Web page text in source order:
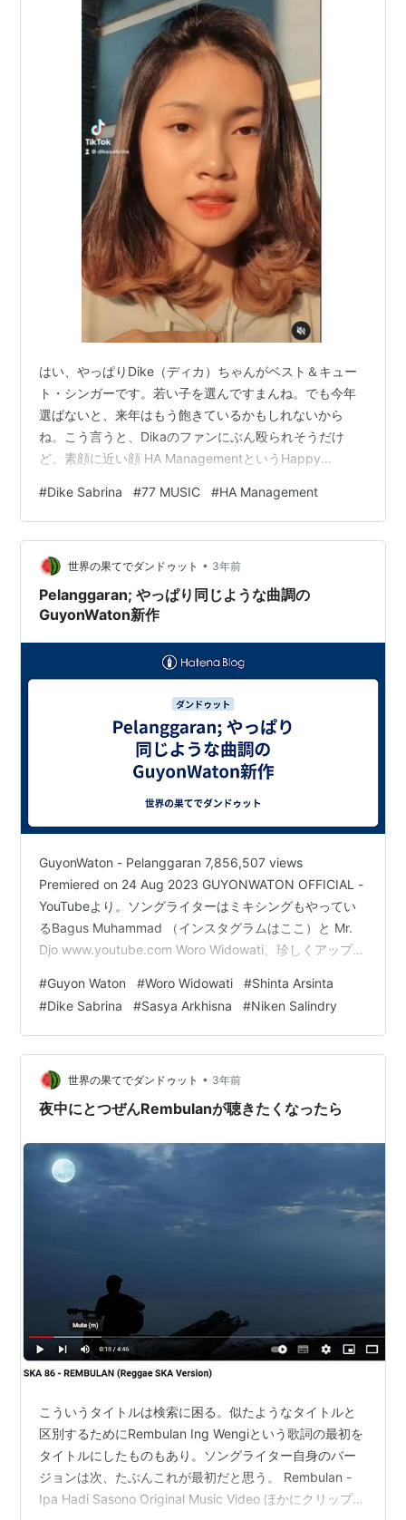
はい、やっぱりDike（ディカ）ちゃんがベスト＆キュー
ト・シンガーです。若い子を選んですまんね。でも今年
選ばないと、来年はもう飽きているかもしれないから
ね。こう言うと、Dikaのファンにぶん殴られそうだけ
ど。素顔に近い顔 HA ManagementというHappy
の結果、Happy嬢関係のレーベル、バンドと共演が多
く、得をしている。次は先輩Happyとデュエット。バン
ドは全盛期のVia Vallenを支えたOm Sera。「あたいの人
気レベルに来るのは、当分ないから、安心して使ってや
るぜえ」と、Happyが思っているかどうか知らないけ
ど…
#Dike Sabrina #77 MUSIC #HA Management
世界の果てでダンドゥット • 3年前
Pelanggaran; やっぱり同じような曲調の
GuyonWaton新作
GuyonWaton - Pelanggaran 7,856,507 views
Premiered on 24 Aug 2023 GUYONWATON OFFICIAL -
YouTubeより。ソングライターはミキシングもやってい
るBagus Muhammad （インスタグラムはここ）と Mr.
Djo www.youtube.com Woro Widowati、珍しくアップテ
KOBAR PRAGITA MUSIK 27,733 views Premiered on 4
Oct 2023 www.youtube.com …
#Guyon Waton #Woro Widowati #Shinta Arsinta
#Dike Sabrina #Sasya Arkhisna #Niken Salindry
世界の果てでダンドゥット • 3年前
夜中にとつぜんRembulanが聴きたくなったら
こういうタイトルは検索に困る。似たようなタイトルと
区別するためにRembulan Ing Wengiという歌詞の最初を
タイトルにしたものもあり。ソングライター自身のバー
ジョンは次、たぶんこれが最初だと思う。 Rembulan -
Ipa Hadi Sasono Original Music Video ほかにクリップ物